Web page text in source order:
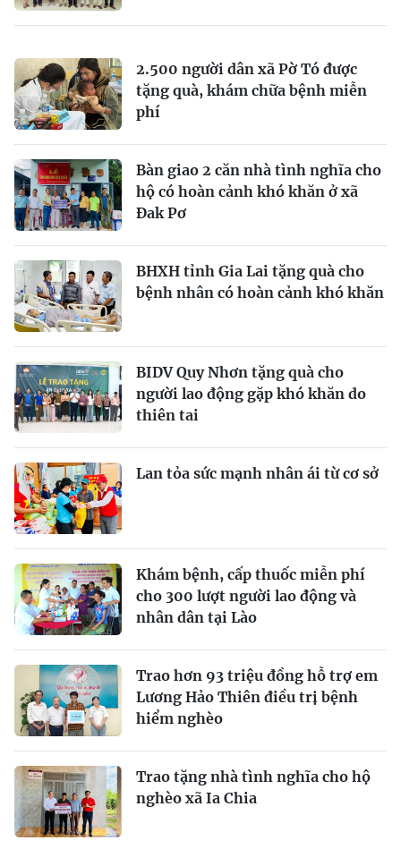
2.500 người dân xã Pờ Tó được
tặng quà, khám chữa bệnh miễn
phí
Bàn giao 2 căn nhà tình nghĩa cho
hộ có hoàn cảnh khó khăn ở xã
Đak Pơ
BHXH tỉnh Gia Lai tặng quà cho
bệnh nhân có hoàn cảnh khó khăn
BIDV Quy Nhơn tặng quà cho
người lao động gặp khó khăn do
thiên tai
Lan tỏa sức mạnh nhân ái từ cơ sở
Khám bệnh, cấp thuốc miễn phí
cho 300 lượt người lao động và
nhân dân tại Lào
Trao hơn 93 triệu đồng hỗ trợ em
Lương Hảo Thiên điều trị bệnh
hiểm nghèo
Trao tặng nhà tình nghĩa cho hộ
nghèo xã Ia Chia